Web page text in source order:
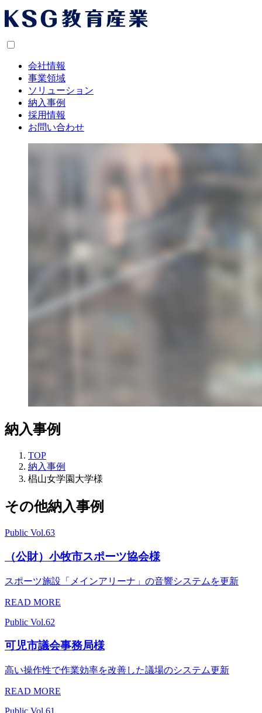
会社情報
事業領域
ソリューション
納入事例
採用情報
お問い合わせ
納入事例
TOP
納入事例
椙山女学園大学様
その他納入事例
Public Vol.63
（公財）小牧市スポーツ協会様
スポーツ施設「メインアリーナ」の音響システムを更新
READ MORE
Public Vol.62
可児市議会事務局様
高い操作性で作業効率を改善した議場のシステム更新
READ MORE
Public Vol.61